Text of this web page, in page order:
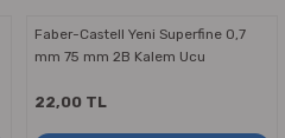
Faber-Castell Yeni Superfine 0,7
mm 75 mm 2B Kalem Ucu
22,00 TL